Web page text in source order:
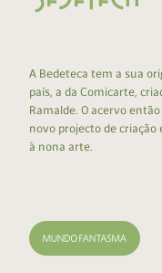
A Bedeteca tem a sua
país, a da Comicarte,
Ramalde. O acervo
novo projecto de criação
à nona arte.